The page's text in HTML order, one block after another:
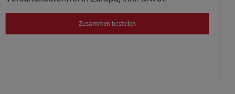
Zusammen bestellen